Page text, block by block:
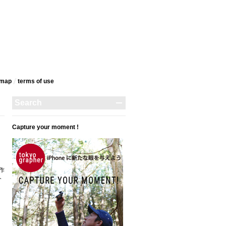
terms‎ of use
Capture your moment !